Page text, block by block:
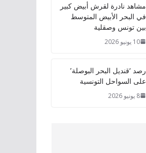
مشاهد نادرة لقرش أبيض كبير
في البحر الأبيض المتوسط
بين تونس وصقلية
10 يونيو 2026
رصد ‘قنديل البحر البوصلة’
على السواحل التونسية
8 يونيو 2026